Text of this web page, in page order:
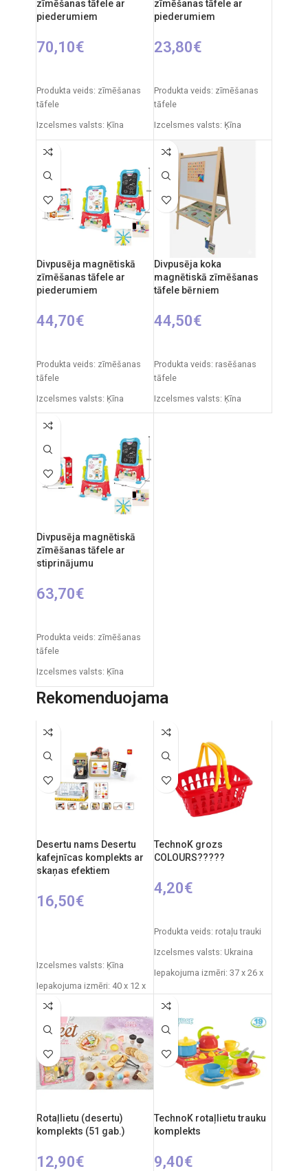
zīmēšanas tāfele ar
piederumiem
70,10€
Produkta veids: zīmēšanas
tāfele
Izcelsmes valsts: Ķīna
Iepakojuma izmēri: 12 x 53,5
x 76,5 cm
Produkta izmēri: 33 x 58 x 110
cm
Ieteicamais vecums: no 3
zīmēšanas tāfele ar
piederumiem
23,80€
Produkta veids: zīmēšanas
tāfele
Izcelsmes valsts: Ķīna
Iepakojuma izmēri: 7 x 49 x
35 cm
Produkta izmēri: 33,5 x 32 x
54,5 cm
Ieteicamais vecums: no 3
gadiem.
Divpusēja magnētiskā
zīmēšanas tāfele ar
piederumiem
44,70€
Produkta veids: zīmēšanas
tāfele
Izcelsmes valsts: Ķīna
50 cm
Produkta izmēri: 30 x 49 x 67
Ieteicamais vecums: no 3
Divpusēja koka
magnētiskā zīmēšanas
tāfele bērniem
44,50€
Produkta veids: rasēšanas
tāfele
Izcelsmes valsts: Ķīna
Divpusēja magnētiskā
zīmēšanas tāfele ar
stiprinājumu
63,70€
Produkta veids: zīmēšanas
tāfele
Izcelsmes valsts: Ķīna
Iepakojuma izmēri: 12 x 53,5
x 61,5 cm
Produkta izmēri: 33 x 58 x 84
Ieteicamais vecums: no 3
gadiem.
Rekomenduojama
Desertu nams Desertu
kafejnīcas komplekts ar
skaņas efektiem
16,50€
Izcelsmes valsts: Ķīna
Iepakojuma izmēri: 40 x 12 x
Izstrādājuma materiāls:
plastmasa
Ieteicamais vecums: no 3
gadiem
Elementi: 2 x AA.
TechnoK grozs
COLOURS?????
4,20€
Produkta veids: rotaļu trauki
Izcelsmes valsts: Ukraina
Iepakojuma izmēri: 37 x 26 x
Svars: 0,3 kg
Produkta materiāls:
plastmasa
Ieteicamais vecums: no 3
gadiem.
Rotaļlietu (desertu)
komplekts (51 gab.)
12,90€
TechnoK rotaļlietu trauku
komplekts
9,40€